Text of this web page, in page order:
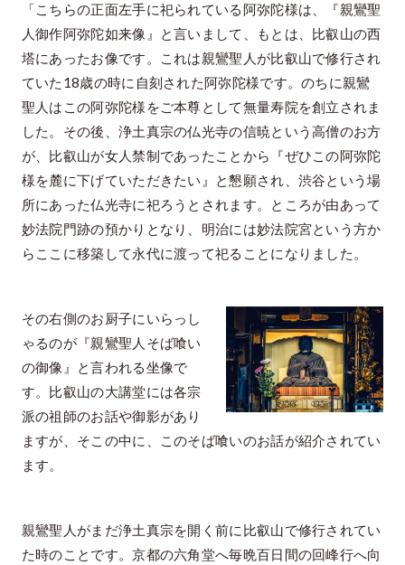
「こちらの正面左手に祀られている阿弥陀様は、『親鸞聖
人御作阿弥陀如来像』と言いまして、もとは、比叡山の西
塔にあったお像です。これは親鸞聖人が比叡山で修行され
ていた18歳の時に自刻された阿弥陀様です。のちに親鸞
聖人はこの阿弥陀様をご本尊として無量寿院を創立されま
した。その後、浄土真宗の仏光寺の信暁という高僧のお方
が、比叡山が女人禁制であったことから『ぜひこの阿弥陀
様を麓に下げていただきたい』と懇願され、渋谷という場
所にあった仏光寺に祀ろうとされます。ところが由あって
妙法院門跡の預かりとなり、明治には妙法院宮という方か
らここに移築して永代に渡って祀ることになりました。
その右側のお厨子にいらっし
ゃるのが『親鸞聖人そば喰い
の御像』と言われる坐像で
す。比叡山の大講堂には各宗
派の祖師のお話や御影があり
ますが、そこの中に、このそば喰いのお話が紹介されてい
ます。
親鸞聖人がまだ浄土真宗を開く前に比叡山で修行されてい
た時のことです。京都の六角堂へ毎晩百日間の回峰行へ向